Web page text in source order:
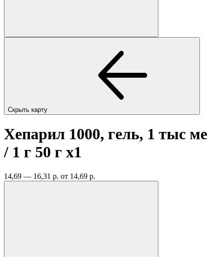
Скрыть карту
Хепарил 1000, гель, 1 тыс ме
/ 1 г 50 г x1
14,69 — 16,31 р. от 14,69 р.